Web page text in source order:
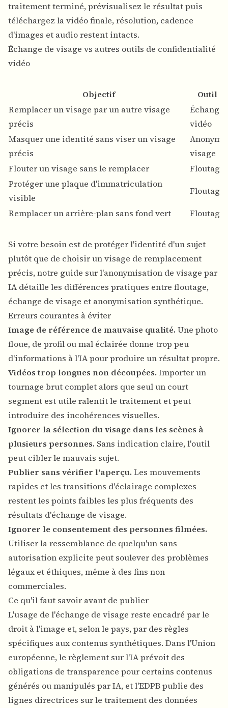
traitement terminé, prévisualisez le résultat puis
téléchargez la vidéo finale, résolution, cadence
d'images et audio restent intacts.
Échange de visage vs autres outils de confidentialité
vidéo
Objectif
Outil
Remplacer un visage par un autre visage
précis
Échange
vidéo
Masquer une identité sans viser un visage
précis
visage
Flouter un visage sans le remplacer
Floutage
Protéger une plaque d'immatriculation
visible
Floutage
Remplacer un arrière-plan sans fond vert
Floutage
Si votre besoin est de protéger l'identité d'un sujet
plutôt que de choisir un visage de remplacement
précis, notre guide sur l'anonymisation de visage par
IAdétaille les différences pratiques entre floutage,
échange de visage et anonymisation synthétique.
Erreurs courantes à éviter
Image de référence de mauvaise qualité. Une photo
floue, de profil ou mal éclairée donne trop peu
d'informations à l'IA pour produire un résultat propre.
Vidéos trop longues non découpées. Importer un
tournage brut complet alors que seul un court
segment est utile ralentit le traitement et peut
introduire des incohérences visuelles.
Ignorer la sélection du visage dans les scènes à
plusieurs personnes. Sans indication claire, l'outil
peut cibler le mauvais sujet.
Publier sans vérifier l'aperçu. Les mouvements
rapides et les transitions d'éclairage complexes
restent les points faibles les plus fréquents des
résultats d'échange de visage.
Ignorer le consentement des personnes filmées.
Utiliser la ressemblance de quelqu'un sans
autorisation explicite peut soulever des problèmes
légaux et éthiques, même à des fins non
commerciales.
Ce qu'il faut savoir avant de publier
L'usage de l'échange de visage reste encadré par le
droit à l'image et, selon le pays, par des règles
spécifiques aux contenus synthétiques. Dans l'Union
européenne, le règlement sur l'IAprévoit des
obligations de transparence pour certains contenus
générés ou manipulés par IA, et l'EDPBpublie des
lignes directrices sur le traitement des données